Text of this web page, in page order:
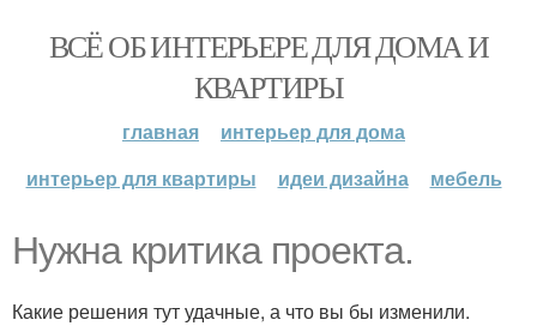
ВСЁ ОБ ИНТЕРЬЕРЕ ДЛЯ ДОМА И
КВАРТИРЫ
главная
интерьер для дома
интерьер для квартиры
идеи дизайна мебель
Нужна критика проекта.
Какие решения тут удачные, а что вы бы изменили.